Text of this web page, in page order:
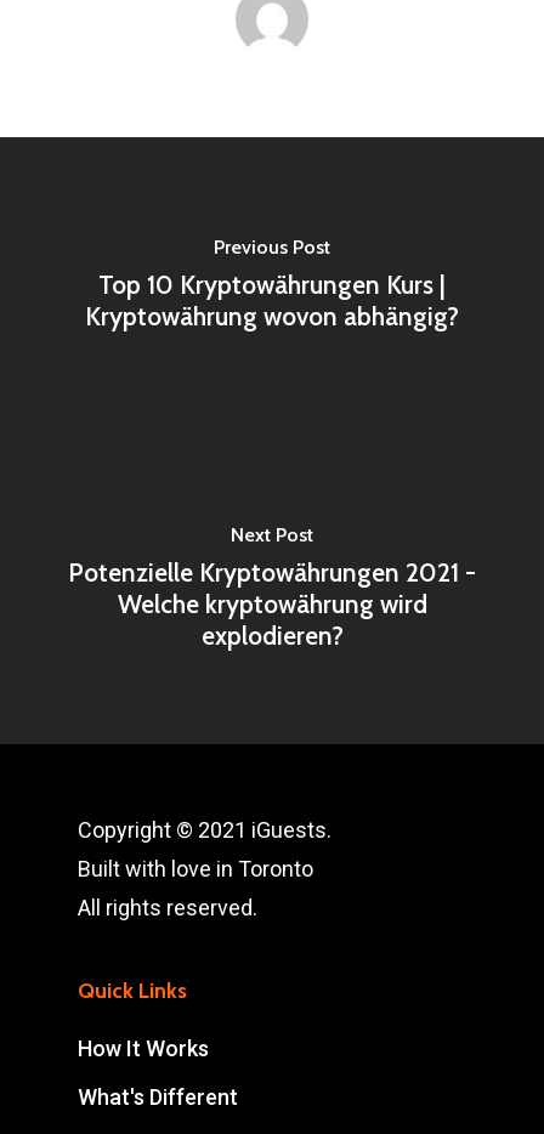
Previous Post
Top 10 Kryptowährungen Kurs |
Kryptowährung wovon abhängig?
Next Post
Potenzielle Kryptowährungen 2021 -
Welche kryptowährung wird
explodieren?
Copyright © 2021 iGuests.
Built with love in Toronto
All rights reserved.
Quick Links
How It Works
What's Different